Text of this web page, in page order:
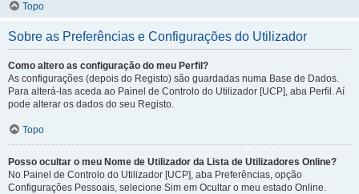
Topo
Sobre as Preferências e Configurações do Utilizador
Como altero as configuração do meu Perfil?
As configurações (depois do Registo) são guardadas numa Base de Dados.
Para alterá-las aceda ao Painel de Controlo do Utilizador [UCP], aba Perfil. Aí
pode alterar os dados do seu Registo.
Topo
Posso ocultar o meu Nome de Utilizador da Lista de Utilizadores Online?
No Painel de Controlo do Utilizador [UCP], aba Preferências, opção
Configurações Pessoais, selecione Sim em Ocultar o meu estado Online.